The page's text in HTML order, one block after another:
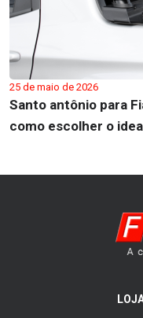
25 de maio de 2026
Santo antônio para
como escolher o